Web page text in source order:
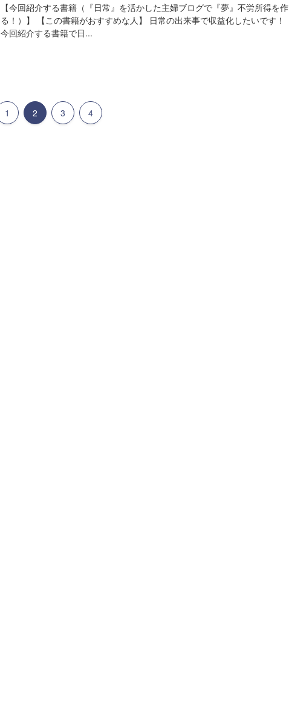
【今回紹介する書籍（『日常』を活かした主婦ブログで『夢』不労所得を作
る！）】 【この書籍がおすすめな人】 日常の出来事で収益化したいです！
今回紹介する書籍で日...
1 2 3 4